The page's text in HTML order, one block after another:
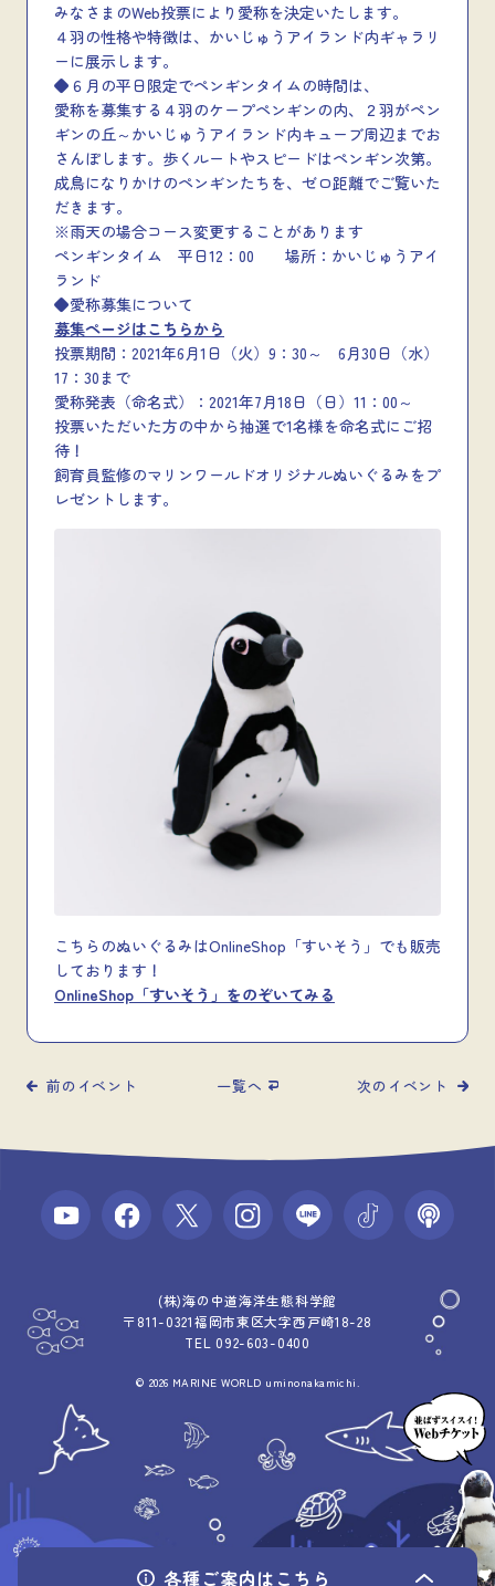
みなさまのWeb投票により愛称を決定いたします。
４羽の性格や特徴は、かいじゅうアイランド内ギャラリ
ーに展示します。
◆６月の平日限定でペンギンタイムの時間は、
愛称を募集する４羽のケープペンギンの内、２羽がペン
ギンの丘～かいじゅうアイランド内キューブ周辺までお
さんぽします。歩くルートやスピードはペンギン次第。
成鳥になりかけのペンギンたちを、ゼロ距離でご覧いた
だきます。
※雨天の場合コース変更することがあります
ペンギンタイム 平日12：00 場所：かいじゅうアイ
ランド
◆愛称募集について
募集ページはこちらから
投票期間：2021年6月1日（火）9：30～ 6月30日（水）
17：30まで
愛称発表（命名式）：2021年7月18日（日）11：00～
投票いただいた方の中から抽選で1名様を命名式にご招
待！
飼育員監修のマリンワールドオリジナルぬいぐるみをプ
レゼントします。
こちらのぬいぐるみはOnlineShop「すいそう」でも販売
しております！
OnlineShop「すいそう」をのぞいてみる
前のイベント 一覧へ 次のイベント
(株)海の中道海洋生態科学館
〒811-0321福岡市東区大字西戸崎18-28
TEL 092-603-0400
© 2026 MARINE WORLD uminonakamichi.
各種ご案内はこちら